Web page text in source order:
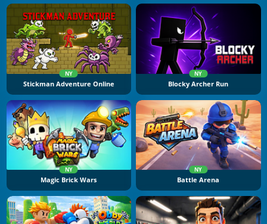
NY
Stickman Adventure Online
NY
Blocky Archer Run
NY
Magic Brick Wars
NY
Battle Arena